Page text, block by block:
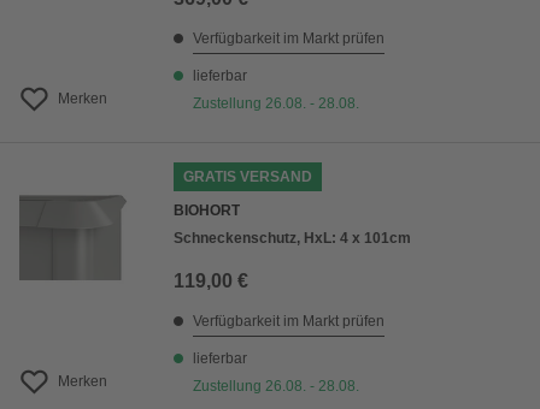
Merken
Verfügbarkeit im Markt prüfen
lieferbar
Zustellung 26.08. - 28.08.
Merken
GRATIS VERSAND
BIOHORT
Schneckenschutz, HxL: 4 x 101cm
119,00 €
Verfügbarkeit im Markt prüfen
lieferbar
Zustellung 26.08. - 28.08.